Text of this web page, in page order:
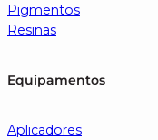
Pigmentos
Resinas
Equipamentos
Aplicadores